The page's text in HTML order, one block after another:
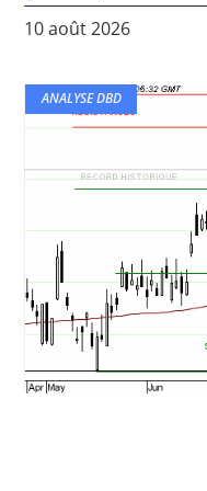
10 août 2026
ANALYSE DBD